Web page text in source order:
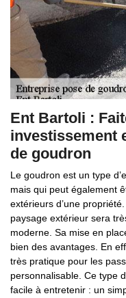
Ent Bartoli :
investissement
de goudron
Le goudron est un type
mais qui peut également
extérieurs d’une
paysage extérieur sera
moderne. Sa mise en
bien des avantages. En
très pratique pour les
personnalisable. Ce type
facile à entretenir : un